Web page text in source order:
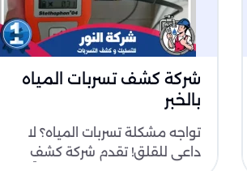
شركة كشف تسربات المياه
بالخبر
تواجه مشكلة تسربات المياه؟ لا
داعي للقلق! تقدم شركة كشف